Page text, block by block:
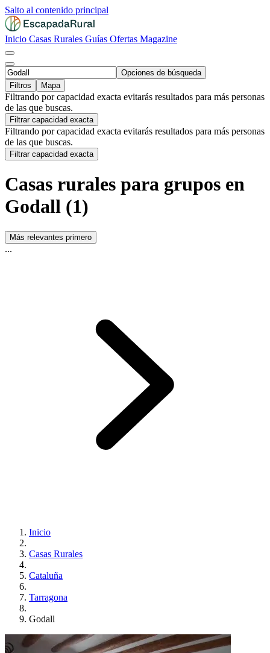
Salto al contenido principal
Inicio Casas Rurales Guías Ofertas Magazine
Opciones de búsqueda
Filtros
Mapa
Filtrando por capacidad exacta evitarás resultados para más personas
de las que buscas.
Filtrar capacidad exacta
Filtrando por capacidad exacta evitarás resultados para más personas
de las que buscas.
Filtrar capacidad exacta
Casas rurales para grupos en
Godall (1)
Más relevantes primero
...
Inicio
Casas Rurales
Cataluña
Tarragona
Godall